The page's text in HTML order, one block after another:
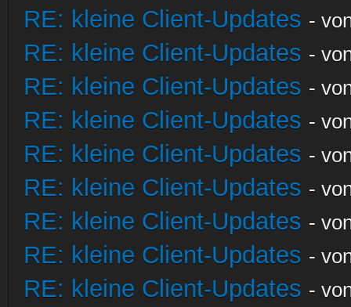
RE: kleine Client-Updates -
RE: kleine Client-Updates -
RE: kleine Client-Updates -
RE: kleine Client-Updates -
RE: kleine Client-Updates -
RE: kleine Client-Updates -
RE: kleine Client-Updates -
RE: kleine Client-Updates -
RE: kleine Client-Updates -